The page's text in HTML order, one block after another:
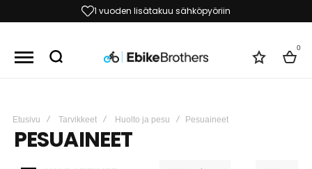
60 päivän vaihto- ja palautusoikeus
0
Etusivu Tarvikkeet Huolto ja pesu Pesuaineet
PESUAINEET